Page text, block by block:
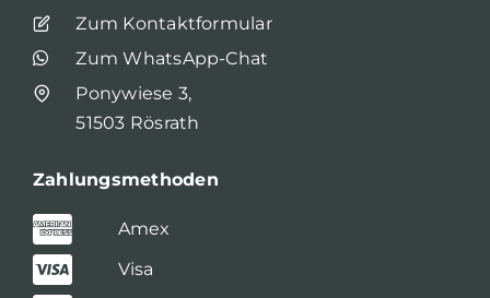
Zum Kontaktformular
Zum WhatsApp-Chat
Ponywiese 3,
51503 Rösrath
Zahlungsmethoden
Amex
Visa